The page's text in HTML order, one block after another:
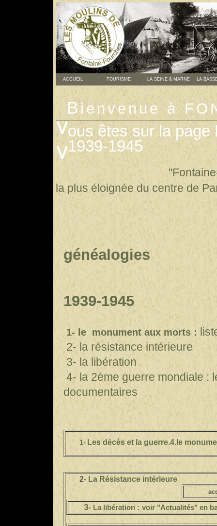
ACCUEIL TOURISME LA SEINE & MARNE LA
B ienvenue à
ous êtes sur la
1939-1945
"Fontaine-
la plus éloignée du centre de
généalogies
1939-1945
1- le monument aux morts :
2- la résistance intérieure
3- la libération
4- la 2ème guerre mondiale :
documentaires
1- Les décès et la guerre.4.le
2- La Résistance intérieure
3- La libération : voir "Actualités" en